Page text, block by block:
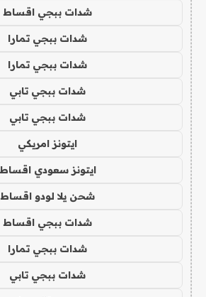
شدات ببجي اقساط
شدات ببجي تمارا
شدات ببجي تمارا
شدات ببجي تابي
شدات ببجي تابي
ايتونز امريكي
ايتونز سعودي اقساط
شحن يلا لودو اقساط
شدات ببجي اقساط
شدات ببجي تمارا
شدات ببجي تابي